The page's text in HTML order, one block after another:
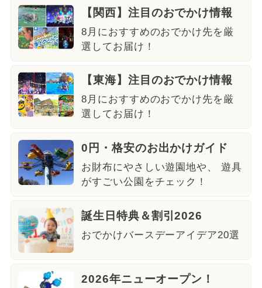
【関西】注目のおでかけ情報
8月におすすめのおでかけ先を厳
選してお届け！
【東海】注目のおでかけ情報
8月におすすめのおでかけ先を厳
選してお届け！
0円・格安のお出かけガイド
お財布にやさしい遊園地や、 遊具
がすごい公園をチェック！
誕生日特典＆割引2026
おでかけバースデーアイデア20選
2026年ニューオープン！